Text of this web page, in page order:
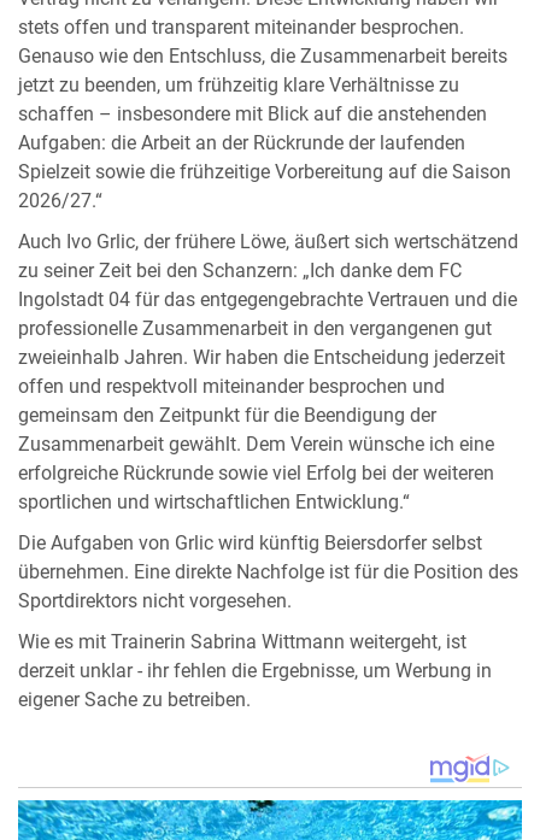
stets offen und transparent miteinander besprochen.
Genauso wie den Entschluss, die Zusammenarbeit bereits
jetzt zu beenden, um frühzeitig klare Verhältnisse zu
schaffen – insbesondere mit Blick auf die anstehenden
Aufgaben: die Arbeit an der Rückrunde der laufenden
Spielzeit sowie die frühzeitige Vorbereitung auf die Saison
2026/27.“
Auch Ivo Grlic, der frühere Löwe, äußert sich wertschätzend
zu seiner Zeit bei den Schanzern: „Ich danke dem FC
Ingolstadt 04 für das entgegengebrachte Vertrauen und die
professionelle Zusammenarbeit in den vergangenen gut
zweieinhalb Jahren. Wir haben die Entscheidung jederzeit
offen und respektvoll miteinander besprochen und
gemeinsam den Zeitpunkt für die Beendigung der
Zusammenarbeit gewählt. Dem Verein wünsche ich eine
erfolgreiche Rückrunde sowie viel Erfolg bei der weiteren
sportlichen und wirtschaftlichen Entwicklung.“
Die Aufgaben von Grlic wird künftig Beiersdorfer selbst
übernehmen. Eine direkte Nachfolge ist für die Position des
Sportdirektors nicht vorgesehen.
Wie es mit Trainerin Sabrina Wittmann weitergeht, ist
derzeit unklar - ihr fehlen die Ergebnisse, um Werbung in
eigener Sache zu betreiben.